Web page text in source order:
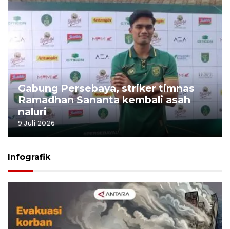
Gabung Persebaya, striker timnas
Ramadhan Sananta kembali asah
naluri
9 Juli 2026
Infografik